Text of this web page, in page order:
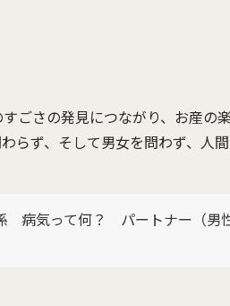
ごさの発見につながり、お産の
らず、そして男女を問わず、人
病気って何？ パートナー（男